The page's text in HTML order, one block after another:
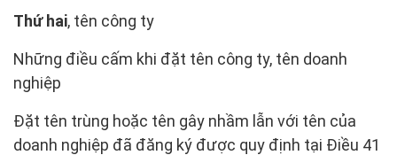
Thứ hai, tên công ty
Những điều cấm khi đặt tên công ty, tên doanh
nghiệp
Đặt tên trùng hoặc tên gây nhầm lẫn với tên của
doanh nghiệp đã đăng ký được quy định tại Điều 41